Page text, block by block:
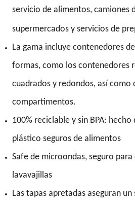
servicio de alimentos, camiones
supermercados y servicios de
La gama incluye contenedores
formas, como los contenedores
cuadrados y redondos, así
compartimentos.
100% reciclable y sin BPA:
plástico seguros de alimentos
Safe de microondas, seguro
lavavajillas
Las tapas apretadas aseguran